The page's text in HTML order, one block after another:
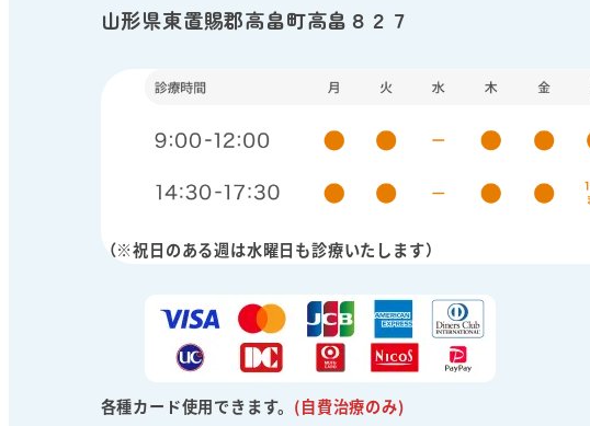
山形県東置賜郡高畠町高畠８２７
（※祝日のある週は水曜日も診療いたします）
各種カード使用できます。 (自費治療のみ)